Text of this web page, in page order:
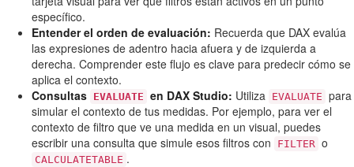
específico.
Entender el orden de evaluación: Recuerda que DAX evalúa
las expresiones de adentro hacia afuera y de izquierda a
derecha. Comprender este flujo es clave para predecir cómo se
aplica el contexto.
Consultas EVALUATE en DAX Studio: Utiliza EVALUATE para
simular el contexto de tus medidas. Por ejemplo, para ver el
contexto de filtro que ve una medida en un visual, puedes
escribir una consulta que simule esos filtros con
FILTER o
CALCULATETABLE .